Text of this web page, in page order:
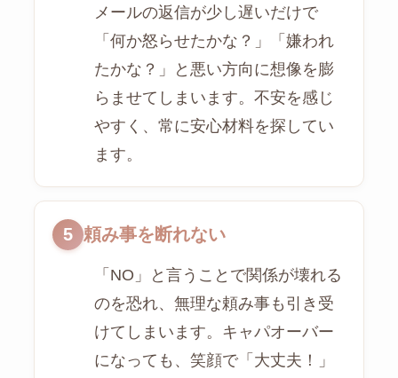
メールの返信が少し遅いだけで
「何か怒らせたかな？」「嫌われ
たかな？」と悪い方向に想像を膨
らませてしまいます。不安を感じ
やすく、常に安心材料を探してい
ます。
5 頼み事を断れない
「NO」と言うことで関係が壊れる
のを恐れ、無理な頼み事も引き受
けてしまいます。キャパオーバー
になっても、笑顔で「大丈夫！」